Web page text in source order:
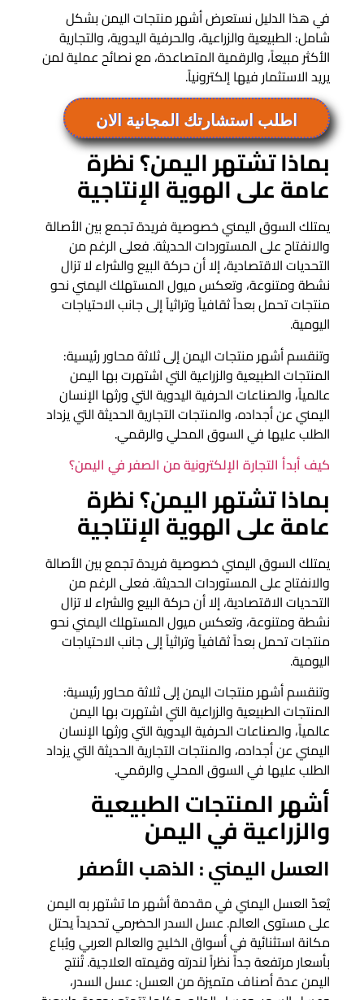
في هذا الدليل نستعرض أشهر منتجات اليمن بشكل
شامل: الطبيعية والزراعية، والحرفية اليدوية، والتجارية
الأكثر مبيعاً، والرقمية المتصاعدة، مع نصائح عملية لمن
يريد الاستثمار فيها إلكترونياً.
اطلب استشارتك المجانية الان
بماذا تشتهر اليمن؟ نظرة
عامة على الهوية الإنتاجية
يمتلك السوق اليمني خصوصية فريدة تجمع بين الأصالة
والانفتاح على المستوردات الحديثة. فعلى الرغم من
التحديات الاقتصادية، إلا أن حركة البيع والشراء لا تزال
نشطة ومتنوعة، وتعكس ميول المستهلك اليمني نحو
منتجات تحمل بعداً ثقافياً وتراثياً إلى جانب الاحتياجات
اليومية.
وتنقسم أشهر منتجات اليمن إلى ثلاثة محاور رئيسية:
المنتجات الطبيعية والزراعية التي اشتهرت بها اليمن
عالمياً، والصناعات الحرفية اليدوية التي ورثها الإنسان
اليمني عن أجداده، والمنتجات التجارية الحديثة التي يزداد
الطلب عليها في السوق المحلي والرقمي.
كيف أبدأ التجارة الإلكترونية من الصفر في اليمن؟
بماذا تشتهر اليمن؟ نظرة
عامة على الهوية الإنتاجية
يمتلك السوق اليمني خصوصية فريدة تجمع بين الأصالة
والانفتاح على المستوردات الحديثة. فعلى الرغم من
التحديات الاقتصادية، إلا أن حركة البيع والشراء لا تزال
نشطة ومتنوعة، وتعكس ميول المستهلك اليمني نحو
منتجات تحمل بعداً ثقافياً وتراثياً إلى جانب الاحتياجات
اليومية.
وتنقسم أشهر منتجات اليمن إلى ثلاثة محاور رئيسية:
المنتجات الطبيعية والزراعية التي اشتهرت بها اليمن
عالمياً، والصناعات الحرفية اليدوية التي ورثها الإنسان
اليمني عن أجداده، والمنتجات التجارية الحديثة التي يزداد
الطلب عليها في السوق المحلي والرقمي.
أشهر المنتجات الطبيعية
والزراعية في اليمن
العسل اليمني : الذهب الأصفر
يُعدّ العسل اليمني في مقدمة أشهر ما تشتهر به اليمن
على مستوى العالم. عسل السدر الحضرمي تحديداً يحتل
مكانة استثنائية في أسواق الخليج والعالم العربي ويُباع
بأسعار مرتفعة جداً نظراً لندرته وقيمته العلاجية. تُنتج
اليمن عدة أصناف متميزة من العسل: عسل السدر،